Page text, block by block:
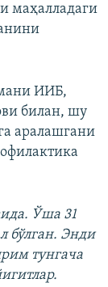
маҳалладаги
ИИБ,
билан, шу
аралашгани
Ўша 31
бўлган. Энди
тунгача